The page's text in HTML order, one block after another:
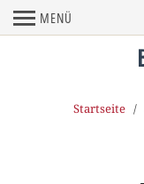
MENÜ
Startseite/